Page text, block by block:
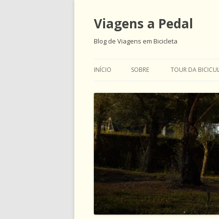
Viagens a Pedal
Blog de Viagens em Bicicleta
INÍCIO SOBRE TOUR DA